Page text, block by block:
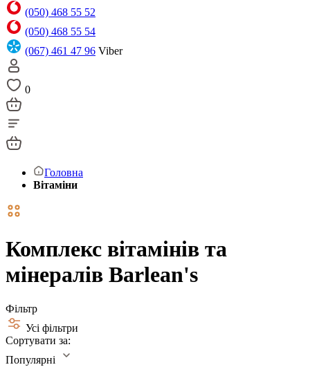
(050) 468 55 52
(050) 468 55 54
(067) 461 47 96 Viber
0
Головна
Вітаміни
Комплекс вітамінів та
мінералів Barlean's
Фільтр
Усі фільтри
Сортувати за:
Популярні